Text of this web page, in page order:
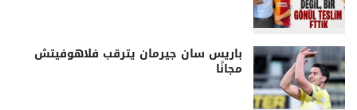
باريس سان جيرمان يترقب فلاهوفيتش
مجانًا